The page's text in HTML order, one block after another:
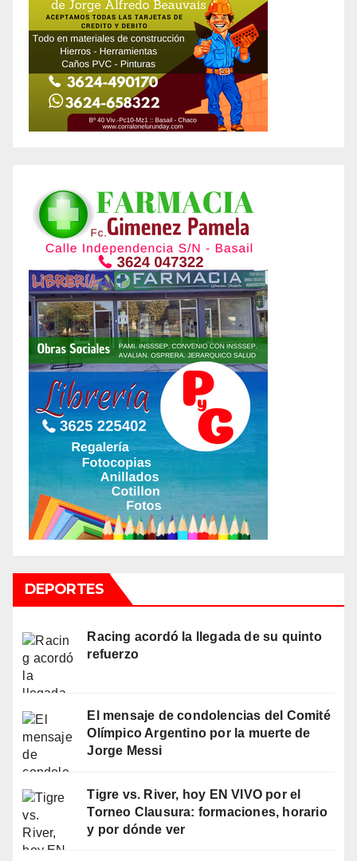
DEPORTES
Racing acordó la llegada de su quinto
refuerzo
El mensaje de condolencias del Comité
Olímpico Argentino por la muerte de
Jorge Messi
Tigre vs. River, hoy EN VIVO por el
Torneo Clausura: formaciones, horario
y por dónde ver